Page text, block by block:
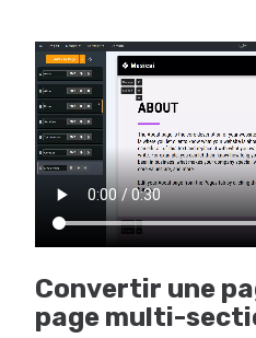
Convertir une
page multi-